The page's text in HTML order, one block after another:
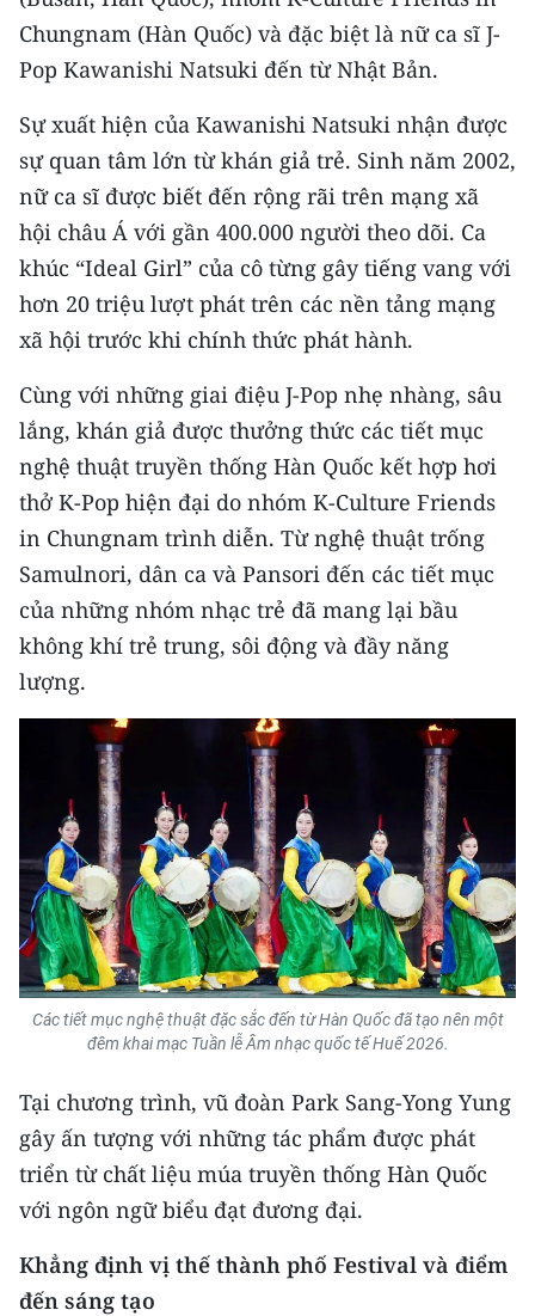
Chungnam (Hàn Quốc) và đặc biệt là nữ ca sĩ J-
Pop Kawanishi Natsuki đến từ Nhật Bản.
Sự xuất hiện của Kawanishi Natsuki nhận được
sự quan tâm lớn từ khán giả trẻ. Sinh năm 2002,
nữ ca sĩ được biết đến rộng rãi trên mạng xã
hội châu Á với gần 400.000 người theo dõi. Ca
khúc “Ideal Girl” của cô từng gây tiếng vang với
hơn 20 triệu lượt phát trên các nền tảng mạng
xã hội trước khi chính thức phát hành.
Cùng với những giai điệu J-Pop nhẹ nhàng, sâu
lắng, khán giả được thưởng thức các tiết mục
nghệ thuật truyền thống Hàn Quốc kết hợp hơi
thở K-Pop hiện đại do nhóm K-Culture Friends
in Chungnam trình diễn. Từ nghệ thuật trống
Samulnori, dân ca và Pansori đến các tiết mục
của những nhóm nhạc trẻ đã mang lại bầu
không khí trẻ trung, sôi động và đầy năng
lượng.
Các tiết mục nghệ thuật đặc sắc đến từ Hàn Quốc đã tạo nên một
đêm khai mạc Tuần lễ Âm nhạc quốc tế Huế 2026.
Tại chương trình, vũ đoàn Park Sang-Yong Yung
gây ấn tượng với những tác phẩm được phát
triển từ chất liệu múa truyền thống Hàn Quốc
với ngôn ngữ biểu đạt đương đại.
Khẳng định vị thế thành phố Festival và điểm
đến sáng tạo